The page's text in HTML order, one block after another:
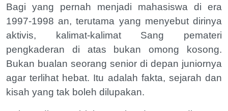
Bagi yang pernah menjadi mahasiswa di era
1997-1998 an, terutama yang menyebut dirinya
aktivis, kalimat-kalimat Sang pemateri
pengkaderan di atas bukan omong kosong.
Bukan bualan seorang senior di depan juniornya
agar terlihat hebat. Itu adalah fakta, sejarah dan
kisah yang tak boleh dilupakan.